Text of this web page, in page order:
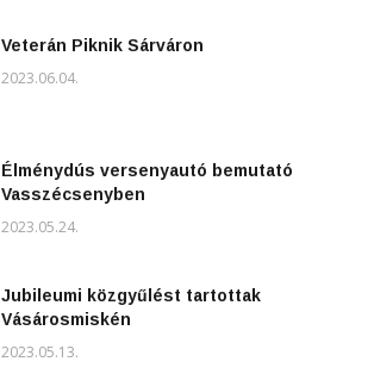
Veterán Piknik Sárváron
2023.06.04.
Élménydús versenyautó bemutató
Vasszécsenyben
2023.05.24.
Jubileumi közgyűlést tartottak
Vásárosmiskén
2023.05.13.